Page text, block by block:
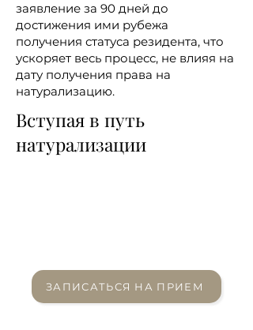
заявление за 90 дней до
достижения ими рубежа
получения статуса резидента, что
ускоряет весь процесс, не влияя на
дату получения права на
натурализацию.
Вступая в путь
натурализации
ЗАПИСАТЬСЯ НА ПРИЕМ